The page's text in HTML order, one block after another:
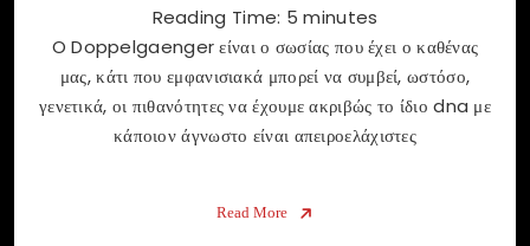
Reading Time: 5 minutes
O Doppelgaenger είναι ο σωσίας που έχει ο καθένας
μας, κάτι που εμφανισιακά μπορεί να συμβεί, ωστόσο,
γενετικά, οι πιθανότητες να έχουμε ακριβώς το ίδιο dna με
κάποιον άγνωστο είναι απειροελάχιστες
Read More